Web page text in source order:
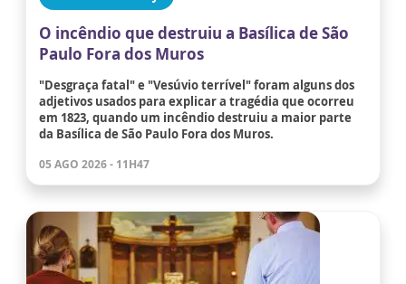
O incêndio que destruiu a Basílica de São
Paulo Fora dos Muros
"Desgraça fatal" e "Vesúvio terrível" foram alguns dos
adjetivos usados para explicar a tragédia que ocorreu
em 1823, quando um incêndio destruiu a maior parte
da Basílica de São Paulo Fora dos Muros.
05 AGO 2026 - 11H47